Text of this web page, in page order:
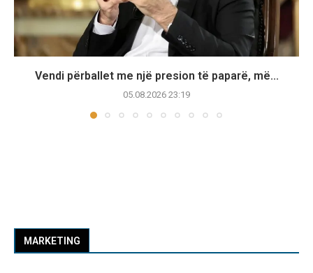
Vendi përballet me një presion të paparë, më...
05.08.2026 23:19
MARKETING